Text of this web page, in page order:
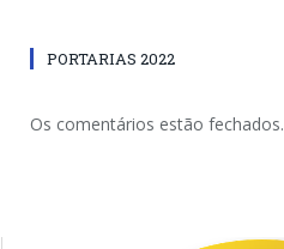
PORTARIAS 2022
Os comentários estão fechados.